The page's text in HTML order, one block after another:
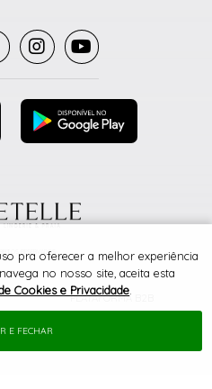
PLATAFORMA B2B
RESERVADOS
pra oferecer a melhor experiência
no nosso site, aceita esta
Cookies e Privacidade
E FECHAR